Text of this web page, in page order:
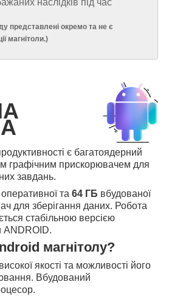
наслідків під час
представлені окремо та не є
магнітоли.)
є багатоядерний
графічним прискорювачем для
завдань.
оперативної та 64 ГБ вбудованої
для зберігання даних. Робота
стабільною версією
ANDROID.
магнітолу?
якості та можливості його
Вбудований